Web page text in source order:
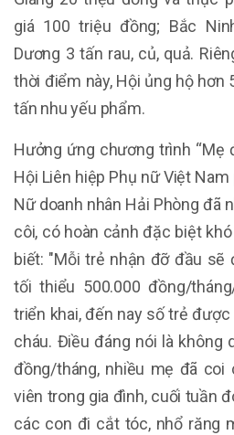
giá 100 triệu đồng; Bắc
Dương 3 tấn rau, củ, quả.
thời điểm này, Hội ủng hộ hơn
tấn nhu yếu phẩm.
Hưởng ứng chương trình “Mẹ
Hội Liên hiệp Phụ nữ Việt
Nữ doanh nhân Hải Phòng đã
côi, có hoàn cảnh đặc biệt
biết: "Mỗi trẻ nhận đỡ đầu sẽ
tối thiểu 500.000 đồng/
triển khai, đến nay số trẻ
cháu. Điều đáng nói là không
đồng/tháng, nhiều mẹ đã coi
viên trong gia đình, cuối tuần
các con đi cắt tóc, nhổ răng